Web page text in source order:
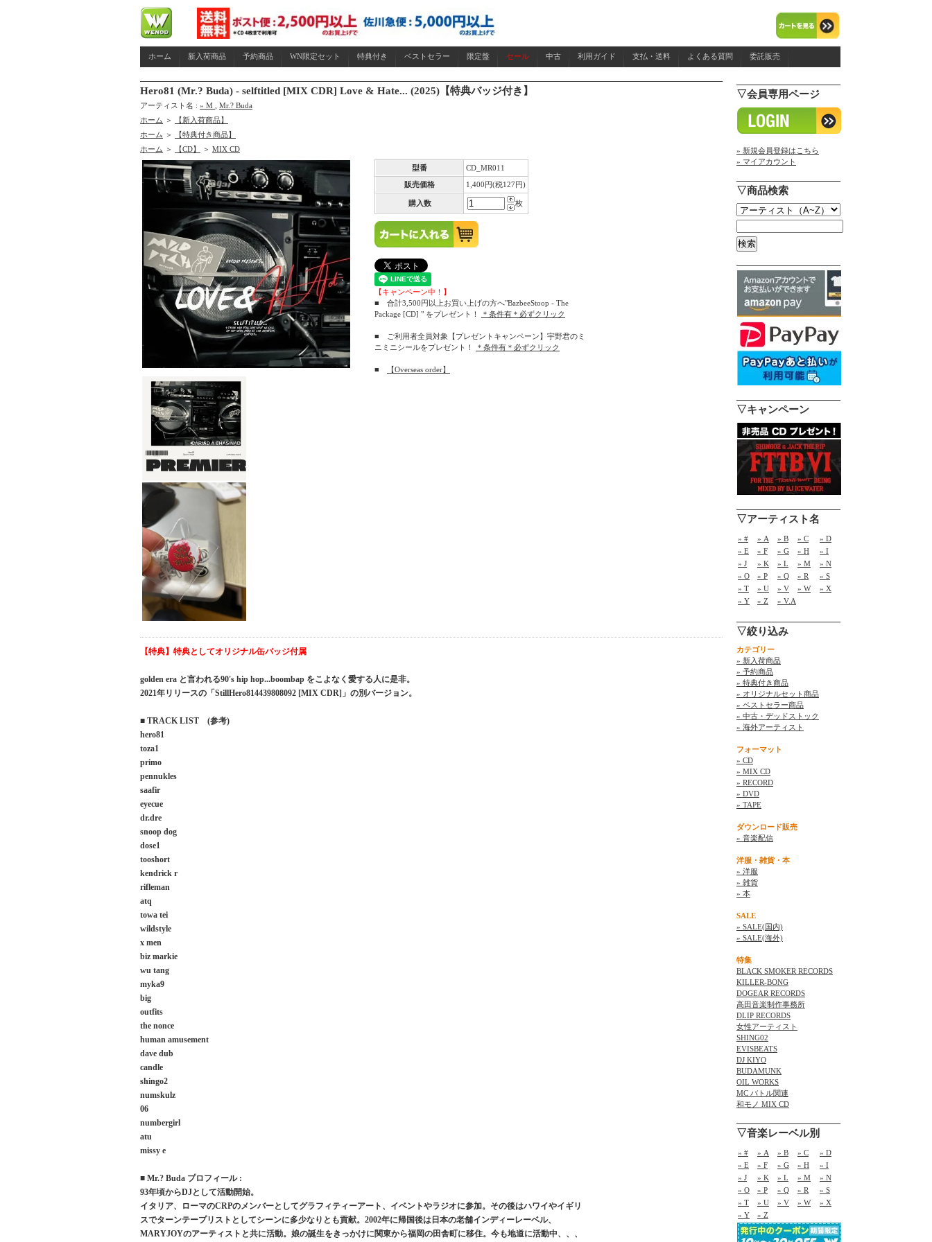
ホーム 新入荷商品 予約商品 WN限定セット 特典付き ベストセラー 限定盤 セール 中古 利用ガイド 支払・送料 よくある質問 委託販売
Hero81 (Mr.? Buda) - selftitled [MIX CDR] Love & Hate... (2025)【特典バッジ付き】
アーティスト名 : » M
Mr.? Buda
ホーム ＞
【新入荷商品】
ホーム ＞
【特典付き商品】
ホーム ＞ 【CD】 ＞ MIX CD
型番
CD_MR011
販売価格
1,400円(税127円)
購入数 枚
【キャンペーン中！】
■ 合計3,500円以上お買い上げの方へ"BazbeeStoop - The
Package [CD] " をプレゼント！
＊条件有＊必ずクリック
■ ご利用者全員対象【プレゼントキャンペーン】宇野君のミ
ニミニシールをプレゼント！
＊条件有＊必ずクリック
■ 【Overseas order】
【特典】特典としてオリジナル缶バッジ付属
golden era と言われる90's hip hop...boombap をこよなく愛する人に是非。
2021年リリースの「StillHero814439808092 [MIX CDR]」の別バージョン。
■ TRACK LIST (参考)
hero81
toza1
primo
pennukles
saafir
eyecue
dr.dre
snoop dog
dose1
tooshort
kendrick r
rifleman
atq
towa tei
wildstyle
x men
biz markie
wu tang
myka9
big
outfits
the nonce
human amusement
dave dub
candle
shingo2
numskulz
06
numbergirl
atu
missy e
■ Mr.? Buda プロフィール :
93年頃からDJとして活動開始。
イタリア、ローマのCRPのメンバーとしてグラフィティーアート、イベントやラジオに参加。その後はハワイやイギリ
スでターンテープリストとしてシーンに多少なりとも貢献。2002年に帰国後は日本の老舗インディーレーベル、
MARYJOYのアーティストと共に活動。娘の誕生をきっかけに関東から福岡の田舎町に移住。今も地道に活動中、、、
▽会員専用ページ
» 新規会員登録はこちら
» マイアカウント
▽商品検索
▽キャンペーン
▽アーティスト名
» # » A » B » C
» D
» E
» F » G » H
» I
» J
» K » L » M
» N
» O
» P » Q » R
» S
» T
» U » V » W
» X
» Y
» Z » V.A
▽絞り込み
カテゴリー
» 新入荷商品
» 予約商品
» 特典付き商品
» オリジナルセット商品
» ベストセラー商品
» 中古・デッドストック
» 海外アーティスト
フォーマット
» CD
» MIX CD
» RECORD
» DVD
» TAPE
ダウンロード販売
» 音楽配信
洋服・雑貨・本
» 洋服
» 雑貨
» 本
SALE
» SALE(国内)
» SALE(海外)
特集
BLACK SMOKER RECORDS
KILLER-BONG
DOGEAR RECORDS
高田音楽制作事務所
DLIP RECORDS
女性アーティスト
SHING02
EVISBEATS
DJ KIYO
BUDAMUNK
OIL WORKS
MC バトル関連
和モノ MIX CD
▽音楽レーベル別
» # » A » B » C
» D
» E
» F » G » H
» I
» J
» K » L » M
» N
» O
» P » Q » R
» S
» T
» U » V » W
» X
» Y
» Z